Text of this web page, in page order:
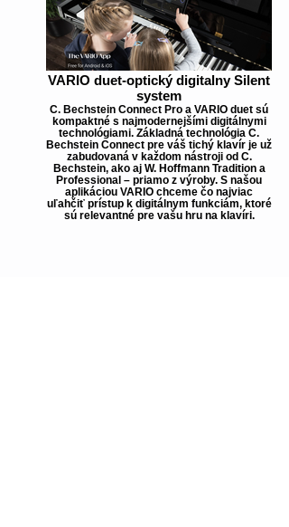
VARIO duet-optický digitalny Silent
system
C. Bechstein Connect Pro a VARIO duet sú
kompaktné s najmodernejšími digitálnymi
technológiami. Základná technológia C.
Bechstein Connect pre váš tichý klavír je už
zabudovaná v každom nástroji od C.
Bechstein, ako aj W. Hoffmann Tradition a
Professional – priamo z výroby. S našou
aplikáciou VARIO chceme čo najviac
uľahčiť prístup k digitálnym funkciám, ktoré
sú relevantné pre vašu hru na klavíri.